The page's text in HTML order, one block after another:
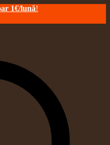
1€/lună!